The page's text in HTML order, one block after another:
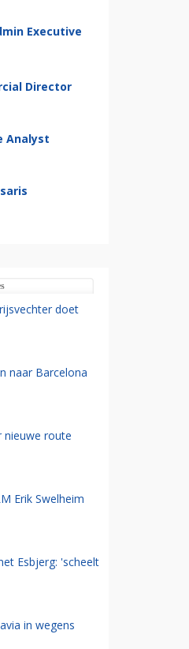
Executive
Director
Analyst
doet
naar Barcelona
nieuwe route
Erik Swelheim
Esbjerg: 'scheelt
in wegens